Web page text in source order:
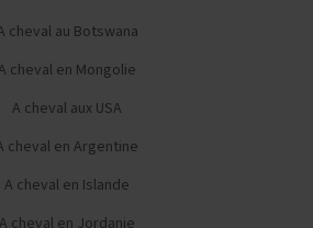
cheval au Botswana
cheval en Mongolie
A cheval aux USA
cheval en Argentine
A cheval en Islande